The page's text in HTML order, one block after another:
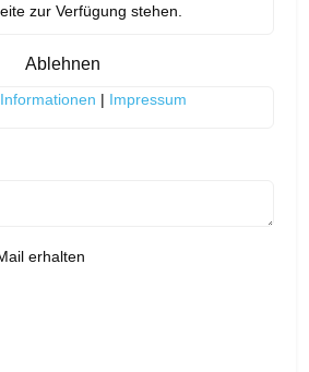
erhalten
zur Verfügung stehen.
Ablehnen
| Impressum